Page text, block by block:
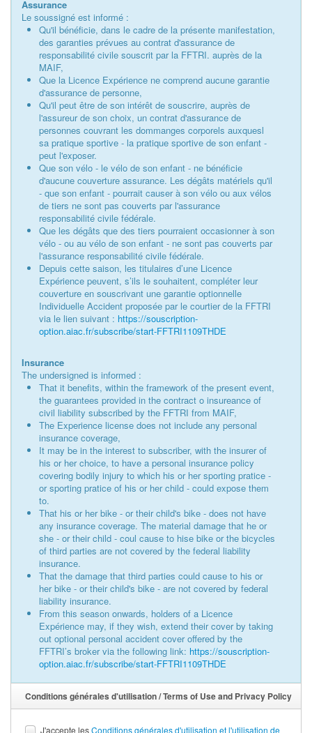
Assurance
Le soussigné est informé :
Qu'il bénéficie, dans le cadre de la présente manifestation,
des garanties prévues au contrat d'assurance de
responsabilité civile souscrit par la FFTRI. auprès de la
MAIF,
Que la Licence Expérience ne comprend aucune garantie
d'assurance de personne,
Qu'il peut être de son intérêt de souscrire, auprès de
l'assureur de son choix, un contrat d'assurance de
personnes couvrant les dommanges corporels auxquesl
sa pratique sportive - la pratique sportive de son enfant -
peut l'exposer.
Que son vélo - le vélo de son enfant - ne bénéficie
d'aucune couverture assurance. Les dégâts matériels qu'il
- que son enfant - pourrait causer à son vélo ou aux vélos
de tiers ne sont pas couverts par l'assurance
responsabilité civile fédérale.
Que les dégâts que des tiers pourraient occasionner à son
vélo - ou au vélo de son enfant - ne sont pas couverts par
l'assurance responsabilité civile fédérale.
Depuis cette saison, les titulaires d’une Licence
Expérience peuvent, s’ils le souhaitent, compléter leur
couverture en souscrivant une garantie optionnelle
Individuelle Accident proposée par le courtier de la FFTRI
via le lien suivant : https://souscription-
option.aiac.fr/subscribe/start-FFTRI1109THDE
Insurance
The undersigned is informed :
That it benefits, within the framework of the present event,
the guarantees provided in the contract o insureance of
civil liability subscribed by the FFTRI from MAIF,
The Experience license does not include any personal
insurance coverage,
It may be in the interest to subscriber, with the insurer of
his or her choice, to have a personal insurance policy
covering bodily injury to which his or her sporting pratice -
or sporting pratice of his or her child - could expose them
to.
That his or her bike - or their child's bike - does not have
any insurance coverage. The material damage that he or
she - or their child - coul cause to hise bike or the bicycles
of third parties are not covered by the federal liability
insurance.
That the damage that third parties could cause to his or
her bike - or their child's bike - are not covered by federal
liability insurance.
From this season onwards, holders of a Licence
Expérience may, if they wish, extend their cover by taking
out optional personal accident cover offered by the
FFTRI’s broker via the following link: https://souscription-
option.aiac.fr/subscribe/start-FFTRI1109THDE
Conditions générales d'utilisation / Terms of Use and Privacy Policy
J'accepte lesConditions générales d'utilisation et l'utilisation de